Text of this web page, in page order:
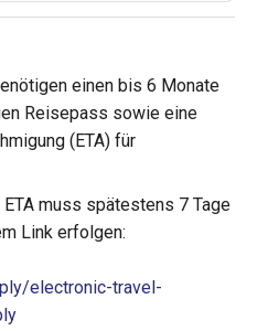
einen bis 6 Monate
Reisepass sowie eine
(ETA) für
muss spätestens 7 Tage
Link erfolgen:
electronic-travel-